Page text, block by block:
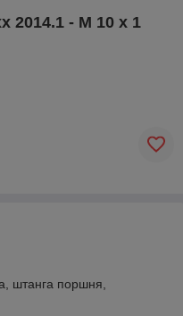
2014.1 - M 10 x 1
штанга поршня,